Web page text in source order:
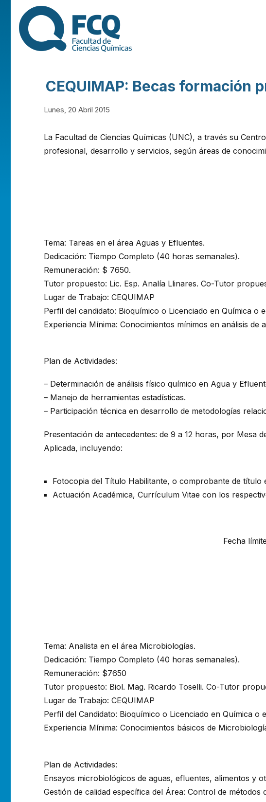
FACULTAD DE
CIENCIAS
QUÍMICAS DE
UNIVERSIDAD
CEQUIMAP: Becas formación
Lunes, 20 Abril 2015
La Facultad de Ciencias Químicas (UNC), a través su
profesional, desarrollo y servicios, según áreas de
Tema: Tareas en el área Aguas y Efluentes.
Dedicación: Tiempo Completo (40 horas semanales).
Remuneración: $ 7650.
Tutor propuesto: Lic. Esp. Analía Llinares. Co-Tutor
Lugar de Trabajo: CEQUIMAP
Perfil del candidato: Bioquímico o Licenciado en Química o
Experiencia Mínima: Conocimientos mínimos en análisis de
Plan de Actividades:
– Determinación de análisis físico químico en Agua y
– Manejo de herramientas estadísticas.
– Participación técnica en desarrollo de metodologías
Presentación de antecedentes: de 9 a 12 horas, por Mesa
Aplicada, incluyendo:
Fotocopia del Título Habilitante, o comprobante de título
Actuación Académica, Currículum Vitae con los
Fecha
Tema: Analista en el área Microbiologías.
Dedicación: Tiempo Completo (40 horas semanales).
Remuneración: $7650
Tutor propuesto: Biol. Mag. Ricardo Toselli. Co-Tutor
Lugar de Trabajo: CEQUIMAP
Perfil del Candidato: Bioquímico o Licenciado en Química
Experiencia Mínima: Conocimientos básicos de
Plan de Actividades:
Ensayos microbiológicos de aguas, efluentes, alimentos y
Gestión de calidad específica del Área: Control de métodos